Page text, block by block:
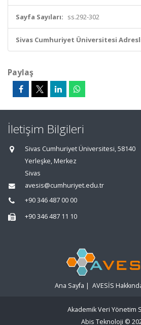
Sayfa Sayıları: ss.292-302
Sivas Cumhuriyet Üniversitesi
Paylaş
İletişim Bilgileri
Sivas Cumhuriyet Üniversitesi, 58140
Yerleşke, Merkez
Sivas
avesis@cumhuriyet.edu.tr
+90 346 487 00 00
+90 346 487 11 10
Ana Sayfa | AVESİS
Akademik Veri Yönetim
Abis Teknoloji ©